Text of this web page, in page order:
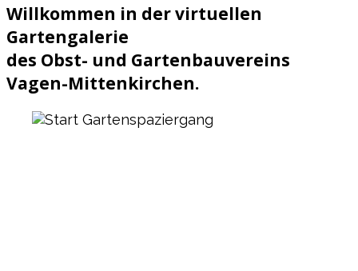
Willkommen in der virtuellen
Gartengalerie
des Obst- und Gartenbauvereins
Vagen-Mittenkirchen.